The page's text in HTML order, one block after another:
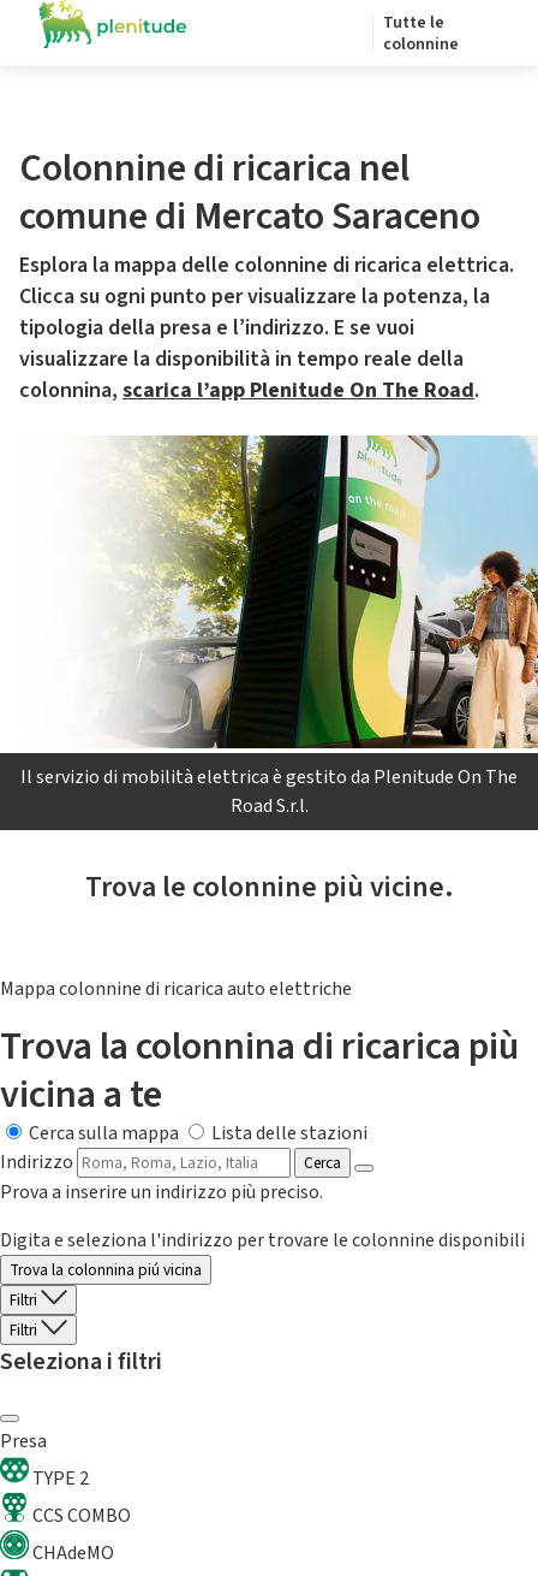
Tutte le
colonnine
Colonnine di ricarica nel
comune di Mercato Saraceno
Esplora la mappa delle colonnine di ricarica elettrica.
Clicca su ogni punto per visualizzare la potenza, la
tipologia della presa e l’indirizzo. E se vuoi
visualizzare la disponibilità in tempo reale della
colonnina, scarica l’app Plenitude On The Road.
Il servizio di mobilità elettrica è gestito da Plenitude On The
Road S.r.l.
Trova le colonnine più vicine.
Mappa colonnine di ricarica auto elettriche
Trova la colonnina di ricarica più
vicina a te
Cerca sulla mappa
Lista delle stazioni
Indirizzo
Cerca
Prova a inserire un indirizzo più preciso.
Digita e seleziona l'indirizzo per trovare le colonnine disponibili
Trova la colonnina piú vicina
Filtri
Filtri
Seleziona i filtri
Presa
TYPE 2
CCS COMBO
CHAdeMO